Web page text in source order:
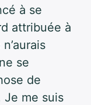
à se
attribuée à
se
de
Je me suis